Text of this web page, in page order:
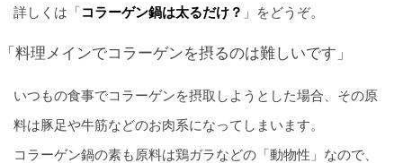
詳しくは「コラーゲン鍋は太るだけ？ 」をどうぞ。
「料理メインでコラーゲンを摂るのは難しいです」
いつもの食事でコラーゲンを摂取しようとした場合、その原
料は豚足や牛筋などのお肉系になってしまいます。
コラーゲン鍋の素も原料は鶏ガラなどの「動物性」なので、